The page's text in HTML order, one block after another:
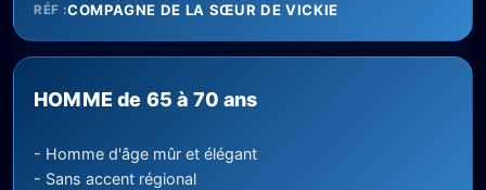
RÉF :COMPAGNE DE LA SŒUR DE VICKIE
HOMME de 65 à 70 ans
- Homme d'âge mûr et élégant
- Sans accent régional